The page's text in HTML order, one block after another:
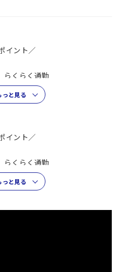
イント／
くらく通勤
・ロボット溶接など複数経験で
・職場環境確認できる
形を整える作業です
ずつ技術を習得できます
っと見る
イント／
くらく通勤
・ロボット溶接など複数経験で
容・職場環境確認できる
っと見る